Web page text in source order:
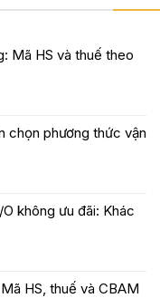
Mã HS và thuế theo
chọn phương thức vận
không ưu đãi: Khác
HS, thuế và CBAM